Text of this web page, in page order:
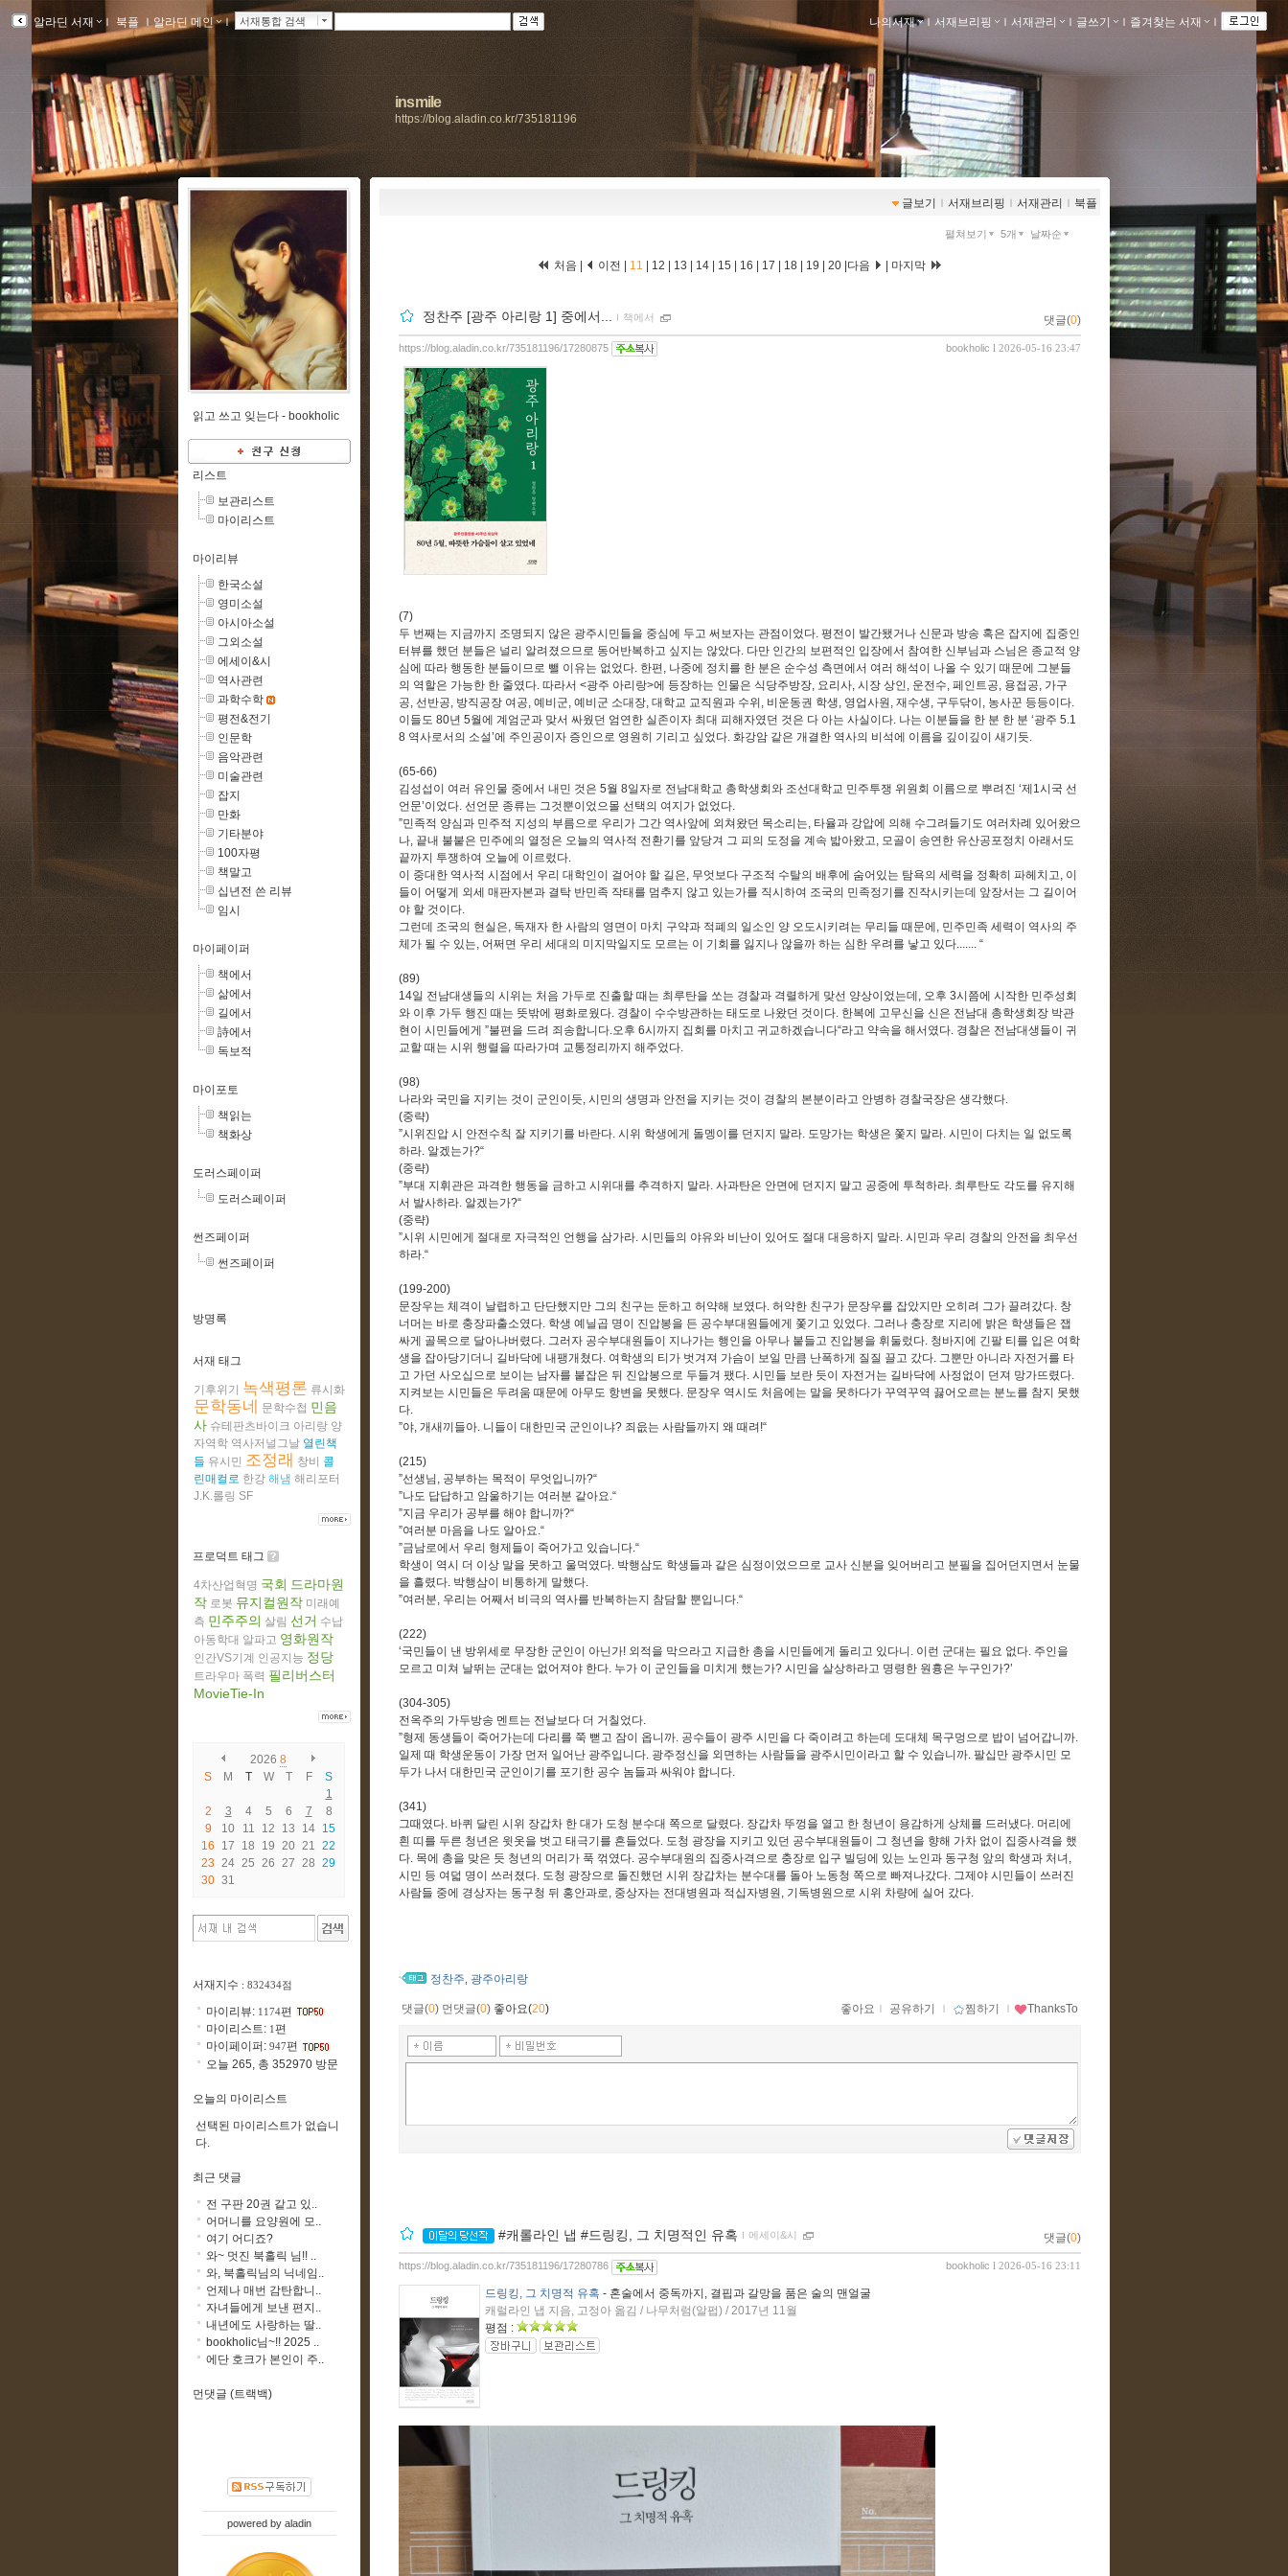
알라딘 서재 ｌ 북플 ｌ알라딘 메인 ｌ 서재통합 검색 나의서재 ｌ 서재브리핑 ｌ 서재관리 ｌ 글쓰기 ｌ 즐겨찾는 서재 ｌ
insmile
https://blog.aladin.co.kr/735181196
글보기 ｌ 서재브리핑 ｌ 서재관리 ｌ 북플
펼쳐보기 5개 날짜순
처음 이전 11 12 13 14 15 16 17 18 19 20 다음 마지막
정찬주 [광주 아리랑 1] 중에서... ｌ 책에서 댓글(0)
bookholic l 2026-05-16 23:47
https://blog.aladin.co.kr/735181196/17280875
(7)
두 번째는 지금까지 조명되지 않은 광주시민들을 중심에 두고 써보자는 관점이었다. 평전이 발간됐거나 신문과 방송 혹은 잡지에 집중인
터뷰를 했던 분들은 널리 알려졌으므로 동어반복하고 싶지는 않았다. 다만 인간의 보편적인 입장에서 참여한 신부님과 스님은 종교적 양
심에 따라 행동한 분들이므로 뺄 이유는 없었다. 한편 , 나중에 정치를 한 분은 순수성 측면에서 여러 해석이 나올 수 있기 때문에 그분들
의 역할은 가능한 한 줄였다. 따라서 <광주 아리랑>에 등장하는 인물은 식당주방장, 요리사, 시장 상인 , 운전수, 페인트공, 용접공, 가구
공, 선반공, 방직공장 여공, 예비군, 예비군 소대장, 대학교 교직원과 수위 , 비운동권 학생, 영업사원 , 재수생, 구두닦이 , 농사꾼 등등이다.
이들도 80년 5월에 계엄군과 맞서 싸웠던 엄연한 실존이자 최대 피해자였던 것은 다 아는 사실이다. 나는 이분들을 한 분 한 분 ‘광주 5.1
8 역사로서의 소설’에 주인공이자 증인으로 영원히 기리고 싶었다. 화강암 같은 개결한 역사의 비석에 이름을 깊이깊이 새기듯.
(65-66)
김성섭이 여러 유인물 중에서 내민 것은 5월 8일자로 전남대학교 총학생회와 조선대학교 민주투쟁 위원회 이름으로 뿌려진 ‘제 1시국 선
언문’이었다. 선언문 종류는 그것뿐이었으몰 선택의 여지가 없었다.
”민족적 양심과 민주적 지성의 부름으로 우리가 그간 역사앞에 외쳐왔던 목소리는, 타율과 강압에 의해 수그려들기도 여러차례 있어왔으
나, 끝내 불붙은 민주에의 열정은 오늘의 역사적 전환기를 앞당겨 그 피의 도정을 계속 밟아왔고, 모골이 송연한 유산공포정치 아래서도
끝까지 투쟁하여 오늘에 이르렀다.
이 중대한 역사적 시점에서 우리 대학인이 걸어야 할 길은, 무엇보다 구조적 수탈의 배후에 숨어있는 탐욕의 세력을 정확히 파헤치고, 이
들이 어떻게 외세 매판자본과 결탁 반민족 작태를 멈추지 않고 있는가를 직시하여 조국의 민족정기를 진작시키는데 앞장서는 그 길이어
야 할 것이다.
그런데 조국의 현실은, 독재자 한 사람의 영면이 마치 구약과 적폐의 일소인 양 오도시키려는 무리들 때문에 , 민주민족 세력이 역사의 주
체가 될 수 있는, 어쩌면 우리 세대의 미지막일지도 모르는 이 기회를 잃지나 않을까 하는 심한 우려를 낳고 있다....... “
(89)
14일 전남대생들의 시위는 처음 가두로 진출할 때는 최루탄을 쏘는 경찰과 격렬하게 맞선 양상이었는데 , 오후 3시쯤에 시작한 민주성회
와 이후 가두 행진 때는 뜻밖에 평화로웠다. 경찰이 수수방관하는 태도로 나왔던 것이다. 한복에 고무신을 신은 전남대 총학생회장 박관
현이 시민들에게 ”불편을 드려 죄송합니다.오후 6시까지 집회를 마치고 귀교하겠습니다“라고 약속을 해서였다. 경찰은 전남대생들이 귀
교할 때는 시위 행렬을 따라가며 교통정리까지 해주었다.
(98)
나라와 국민을 지키는 것이 군인이듯, 시민의 생명과 안전을 지키는 것이 경찰의 본분이라고 안병하 경찰국장은 생각했다.
(중략)
”시위진압 시 안전수칙 잘 지키기를 바란다. 시위 학생에게 돌멩이를 던지지 말라. 도망가는 학생은 쫓지 말라. 시민이 다치는 일 없도록
하라. 알겠는가?“
(중략)
”부대 지휘관은 과격한 행동을 금하고 시위대를 추격하지 말라. 사과탄은 안면에 던지지 말고 공중에 투척하라. 최루탄도 각도를 유지해
서 발사하라. 알겠는가?“
(중략)
”시위 시민에게 절대로 자극적인 언행을 삼가라. 시민들의 야유와 비난이 있어도 절대 대응하지 말라. 시민과 우리 경찰의 안전을 최우선
하라.“
(199-200)
문장우는 체격이 날렵하고 단단했지만 그의 친구는 둔하고 허약해 보였다. 허약한 친구가 문장우를 잡았지만 오히려 그가 끌려갔다. 창
너머는 바로 충장파출소였다. 학생 예닐곱 명이 진압봉을 든 공수부대원들에게 쫓기고 있었다. 그러나 충장로 지리에 밝은 학생들은 잽
싸게 골목으로 달아나버렸다. 그러자 공수부대원들이 지나가는 행인을 아무나 붙들고 진압봉을 휘둘렀다. 청바지에 긴팔 티를 입은 여학
생을 잡아당기더니 길바닥에 내팽개쳤다. 여학생의 티가 벗겨져 가슴이 보일 만큼 난폭하게 질질 끌고 갔다. 그뿐만 아니라 자전거를 타
고 가던 사오십으로 보이는 남자를 붙잡은 뒤 진압봉으로 두들겨 팼다. 시민들 보란 듯이 자전거는 길바닥에 사정없이 던져 망가뜨렸다.
지켜보는 시민들은 두려움 때문에 아무도 항변을 못했다. 문장우 역시도 처음에는 말을 못하다가 꾸역꾸역 끓어오르는 분노를 참지 못했
다.
”야, 개새끼들아. 니들이 대한민국 군인이냐? 죄읎는 사람들까지 왜 때려 !“
(215)
”선생님 , 공부하는 목적이 무엇입니까?“
”나도 답답하고 암울하기는 여러분 같아요.“
”지금 우리가 공부를 해야 합니까?“
”여러분 마음을 나도 알아요.“
”금남로에서 우리 형제들이 죽어가고 있습니다.“
학생이 역시 더 이상 말을 못하고 울먹였다. 박행삼도 학생들과 같은 심정이었으므로 교사 신분을 잊어버리고 분필을 집어던지면서 눈물
을 흘렸다. 박행삼이 비통하게 말했다.
”여러분, 우리는 어째서 비극의 역사를 반복하는지 참담할 뿐입니다.“
(222)
‘국민들이 낸 방위세로 무장한 군인이 아닌가! 외적을 막으라고 지급한 총을 시민들에게 돌리고 있다니 . 이런 군대는 필요 없다. 주인을
모르고 미쳐 날뛰는 군대는 없어져야 한다. 누가 이 군인들을 미치게 했는가? 시민을 살상하라고 명령한 원흉은 누구인가?’
(304-305)
전옥주의 가두방송 멘트는 전날보다 더 거칠었다.
”형제 동생들이 죽어가는데 다리를 쭉 뻗고 잠이 옵니까. 공수들이 광주 시민을 다 죽이려고 하는데 도대체 목구멍으로 밥이 넘어갑니까.
일제 때 학생운동이 가장 먼저 일어난 광주입니다. 광주정신을 외면하는 사람들을 광주시민이라고 할 수 있습니까. 팔십만 광주시민 모
두가 나서 대한민국 군인이기를 포기한 공수 놈들과 싸워야 합니다.
(341)
그때였다. 바퀴 달린 시위 장갑차 한 대가 도청 분수대 쪽으로 달렸다. 장갑차 뚜껑을 열고 한 청년이 용감하게 상체를 드러냈다. 머리에
흰 띠를 두른 청년은 윗옷을 벗고 태극기를 흔들었다. 도청 광장을 지키고 있던 공수부대원들이 그 청년을 향해 가차 없이 집중사격을 했
다. 목에 총을 맞은 듯 청년의 머리가 푹 꺾였다. 공수부대원의 집중사격으로 충장로 입구 빌딩에 있는 노인과 동구청 앞의 학생과 처녀 ,
시민 등 여덟 명이 쓰러졌다. 도청 광장으로 돌진했던 시위 장갑차는 분수대를 돌아 노동청 쪽으로 빠져나갔다. 그제야 시민들이 쓰러진
사람들 중에 경상자는 동구청 뒤 홍안과로, 중상자는 전대병원과 적십자병원 , 기독병원으로 시위 차량에 실어 갔다.
정찬주, 광주아리랑
댓글(0) 먼댓글(0) 좋아요(20) 좋아요 ｌ 공유하기 ｌ 찜하기 ｌ ThanksTo
#캐롤라인 냅 #드링킹, 그 치명적인 유혹 ｌ 에세이&시 댓글(0)
bookholic l 2026-05-16 23:11
https://blog.aladin.co.kr/735181196/17280786
드링킹, 그 치명적 유혹 - 혼술에서 중독까지, 결핍과 갈망을 품은 술의 맨얼굴
캐럴라인 냅 지음, 고정아 옮김 / 나무처럼(알펍) / 2017년 11월
평점 :
읽고 쓰고 잊는다 - bookholic
리스트
보관리스트
마이리스트
마이리뷰
한국소설
영미소설
아시아소설
그외소설
에세이&시
역사관련
과학수학
평전&전기
인문학
음악관련
미술관련
잡지
만화
기타분야
100자평
책말고
십년전 쓴 리뷰
임시
마이페이퍼
책에서
삶에서
길에서
詩에서
독보적
마이포토
책읽는
책화상
도러스페이퍼
도러스페이퍼
썬즈페이퍼
썬즈페이퍼
방명록
서재 태그
기후위기 녹색평론 류시화
문학동네 문학수첩 민음
사 슈테판츠바이크 아리랑 양
자역학 역사저널그날 열린책
들 유시민 조정래 창비 콜
린매컬로 한강 해냄 해리포터
J.K.롤링 SF
프로덕트 태그
4차산업혁명 국회 드라마원
작 로봇 뮤지컬원작 미래예
측 민주주의 살림 선거 수납
아동학대 알파고 영화원작
인간VS기계 인공지능 정당
트라우마 폭력 필리버스터
MovieTie-In
2026 8
S
M T W T F
S
1
2
3 4 5 6 7
8
9
10 11 12 13 14 15
16
17 18 19 20 21
22
23 24 25 26 27 28 29
30 31
서재지수 : 832434점
마이리뷰: 1174편
마이리스트: 1 편
마이페이퍼: 947편
오늘 265, 총 352970 방문
오늘의 마이리스트
선택된 마이리스트가 없습니
다.
최근 댓글
전 구판 20권 같고 있..
어머니를 요양원에 모..
여기 어디죠?
와~ 멋진 북홀릭 님!! ..
와, 북홀릭님의 닉네임..
언제나 매번 감탄합니..
자녀들에게 보낸 편지..
내년에도 사랑하는 딸..
bookholic님~!! 2025 ..
에단 호크가 본인이 주..
먼댓글 (트랙백)
powered by aladin